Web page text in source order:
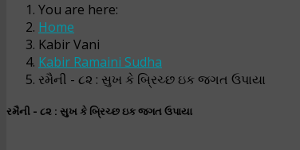
You are here:
Home
Kabir Vani
Kabir Ramaini Sudha
રમૈની - ૮૨ : સુખ કે બ્રિચ્છ ઇક જગત ઉપાયા
રમૈની - ૮૨ : સુખ કે બ્રિચ્છ ઇક જગત ઉપાયા